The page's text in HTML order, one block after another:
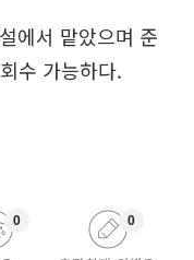
에서 맡았으며 준
수 가능하다.
0 0